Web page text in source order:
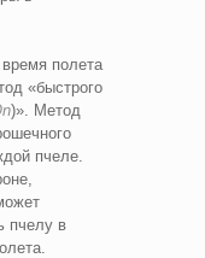
полета
«быстрого
)». Метод
пчеле.
пчелу в